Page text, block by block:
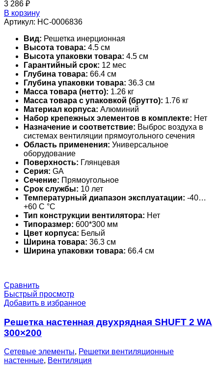
3 286 ₽
В корзину
Артикул: НС-0006836
Вид: Решетка инерционная
Высота товара: 4.5 см
Высота упаковки товара: 4.5 см
Гарантийный срок: 12 мес
Глубина товара: 66.4 см
Глубина упаковки товара: 36.3 см
Масса товара (нетто): 1.26 кг
Масса товара с упаковкой (брутто): 1.76 кг
Материал корпуса: Алюминий
Набор крепежных элементов в комплекте: Нет
Назначение и соответствие: Выброс воздуха в
системах вентиляции прямоугольного сечения
Область применения: Универсальное
оборудование
Поверхность: Глянцевая
Серия: GA
Сечение: Прямоугольное
Срок службы: 10 лет
Температурный диапазон эксплуатации: -40…
+60 С °С
Тип конструкции вентилятора: Нет
Типоразмер: 600*300 мм
Цвет корпуса: Белый
Ширина товара: 36.3 см
Ширина упаковки товара: 66.4 см
Сравнить
Быстрый просмотр
Добавить в избранное
Решетка настенная двухрядная SHUFT 2 WA
300×200
Сетевые элементы, Решетки вентиляционные
настенные, Вентиляция